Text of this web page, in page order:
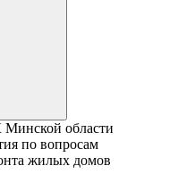
области
по вопросам
жилых домов